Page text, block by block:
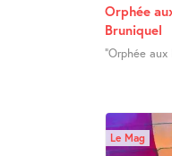
Orphée
Bruniquel
"Orphée aux
Le Mag